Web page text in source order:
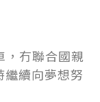
，冇聯合國親
續向夢想努